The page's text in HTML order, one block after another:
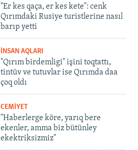
"Er kes qaça, er kes kete": cenk
Qırımdaki Rusiye turistlerine nasıl
barıp yetti
İNSAN AQLARI
"Qırım birdemligi" işini toqtattı,
tintüv ve tutuvlar ise Qırımda daa
çoq oldı
CEMİYET
"Haberlerge köre, yarıq bere
ekenler, amma biz bütünley
ekektriksizmiz"